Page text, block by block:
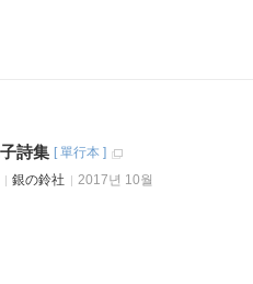
詩集 [單行本 ]
銀の鈴社 2017년 10월